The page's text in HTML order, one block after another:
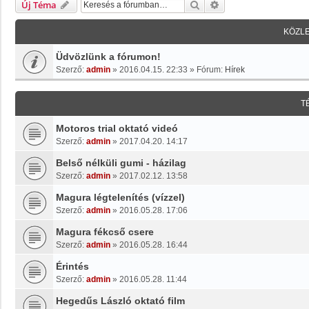
Új Téma Keresés
Üdvözlünk a fórumon!
Szerző: admin » 2016.04.15. 22:33 » Fórum: Hírek
Motoros trial oktató videó
Szerző: admin » 2017.04.20. 14:17
Belső nélküli gumi - házilag
Szerző: admin » 2017.02.12. 13:58
Magura légtelenítés (vízzel)
Szerző: admin » 2016.05.28. 17:06
Magura fékcső csere
Szerző: admin » 2016.05.28. 16:44
Érintés
Szerző: admin » 2016.05.28. 11:44
Hegedűs László oktató film